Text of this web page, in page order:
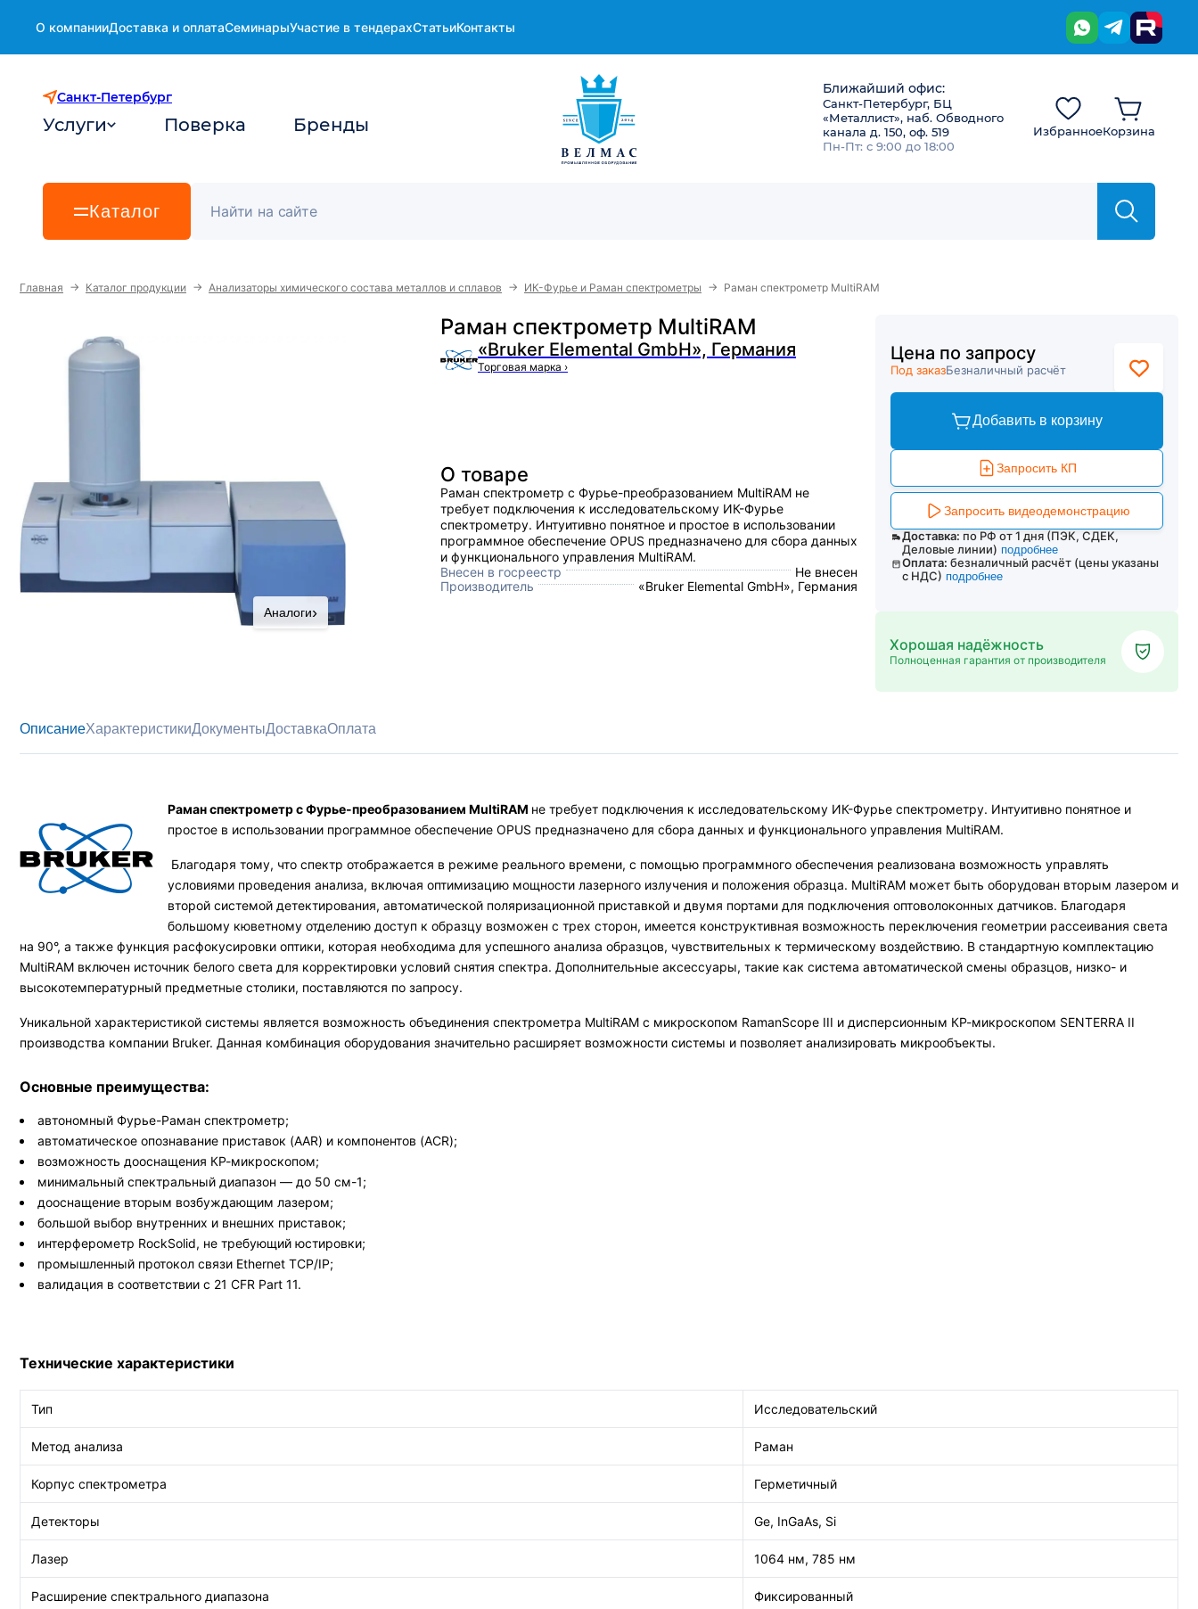
О компанииДоставка и оплатаСеминарыУчастие в тендерахСтатьиКонтакты
Санкт-Петербург
Услуги Поверка Бренды
Ближайший офис:
Санкт-Петербург, БЦ
«Металлист», наб. Обводного
канала д. 150, оф. 519
Пн-Пт: с 9:00 до 18:00
ИзбранноеКорзина
Каталог
Главная → Каталог продукции → Анализаторы химического состава металлов и сплавов → ИК-Фурье и Раман спектрометры → Раман спектрометр MultiRAM
Раман спектрометр MultiRAM
«Bruker Elemental GmbH», Германия
Торговая марка ›
Аналоги›
О товаре
Раман спектрометр с Фурье-преобразованием MultiRAM не
требует подключения к исследовательскому ИК-Фурье
спектрометру. Интуитивно понятное и простое в использовании
программное обеспечение OPUS предназначено для сбора данных
и функционального управления MultiRAM.
Внесен в госреестр
Не внесен
Производитель
«Bruker Elemental GmbH», Германия
Цена по запросу
Под заказБезналичный расчёт
Добавить в корзину
Запросить КП
Запросить видеодемонстрацию
Доставка: по РФ от 1 дня (ПЭК, СДЕК,
Деловые линии) подробнее
Оплата: безналичный расчёт (цены указаны
с НДС) подробнее
Хорошая надёжность
Полноценная гарантия от производителя
ОписаниеХарактеристикиДокументыДоставкаОплата
Раман спектрометр с Фурье-преобразованием MultiRAM не требует подключения к исследовательскому ИК-Фурье спектрометру. Интуитивно понятное и
простое в использовании программное обеспечение OPUS предназначено для сбора данных и функционального управления MultiRAM.
Благодаря тому, что спектр отображается в режиме реального времени, с помощью программного обеспечения реализована возможность управлять
условиями проведения анализа, включая оптимизацию мощности лазерного излучения и положения образца. MultiRAM может быть оборудован вторым лазером и
второй системой детектирования, автоматической поляризационной приставкой и двумя портами для подключения оптоволоконных датчиков. Благодаря
большому кюветному отделению доступ к образцу возможен с трех сторон, имеется конструктивная возможность переключения геометрии рассеивания света
на 90°, а также функция расфокусировки оптики, которая необходима для успешного анализа образцов, чувствительных к термическому воздействию. В стандартную комплектацию
MultiRAM включен источник белого света для корректировки условий снятия спектра. Дополнительные аксессуары, такие как система автоматической смены образцов, низко- и
высокотемпературный предметные столики, поставляются по запросу.
Уникальной характеристикой системы является возможность объединения спектрометра MultiRAM c микроскопом RamanScope III и дисперсионным КР-микроскопом SENTERRA II
производства компании Bruker. Данная комбинация оборудования значительно расширяет возможности системы и позволяет анализировать микрообъекты.
Основные преимущества:
автономный Фурье-Раман спектрометр;
автоматическое опознавание приставок (AAR) и компонентов (ACR);
возможность дооснащения КР-микроскопом;
минимальный спектральный диапазон — до 50 см-1;
дооснащение вторым возбуждающим лазером;
большой выбор внутренних и внешних приставок;
интерферометр RockSolid, не требующий юстировки;
промышленный протокол связи Ethernet TCP/IP;
валидация в соответствии с 21 CFR Part 11.
Технические характеристики
Тип Исследовательский
Метод анализа Раман
Корпус спектрометра Герметичный
Детекторы Ge, InGaAs, Si
Лазер 1064 нм, 785 нм
Расширение спектрального диапазона Фиксированный